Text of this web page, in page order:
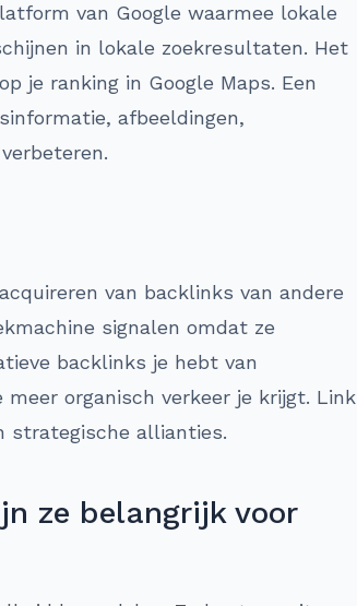
van Google waarmee lokale
in lokale zoekresultaten. Het
je ranking in Google Maps. Een
afbeeldingen,
van backlinks van andere
signalen omdat ze
backlinks je hebt van
organisch verkeer je krijgt. Link
strategische allianties.
ze belangrijk voor